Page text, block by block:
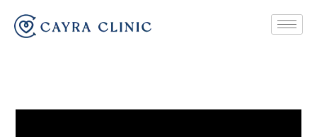
content